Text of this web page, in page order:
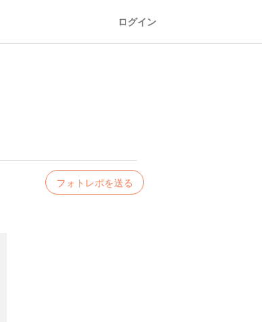
ログイン
フォトレポを送る